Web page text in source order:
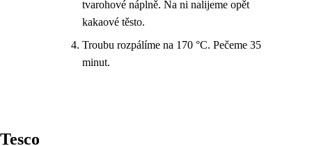
tvarohové náplně. Na ni nalijeme opět
kakaové těsto.
Troubu rozpálíme na 170 °C. Pečeme 35
minut.
Tesco